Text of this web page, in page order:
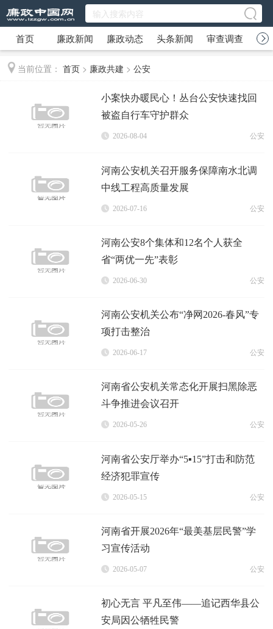
首页 廉政新闻 廉政动态 头条新闻 审查调查 廉
当前位置： 首页 > 廉政共建 > 公安
小案快办暖民心！丛台公安快速找回
被盗自行车守护群众
2026-08-04 公安
河南公安机关召开服务保障南水北调
中线工程高质量发展
2026-07-16 公安
河南公安8个集体和12名个人获全
省“两优一先”表彰
2026-06-30 公安
河南公安机关公布“净网2026-春风”专
项打击整治
2026-06-17 公安
河南省公安机关常态化开展扫黑除恶
斗争推进会议召开
2026-05-26 公安
河南省公安厅举办“5▪15”打击和防范
经济犯罪宣传
2026-05-15 公安
河南省开展2026年“最美基层民警”学
习宣传活动
2026-05-07 公安
初心无言 平凡至伟——追记西华县公
安局因公牺牲民警